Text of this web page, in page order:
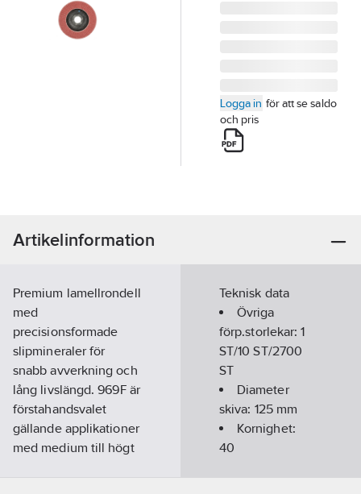
Logga in för att se saldo
och pris
Artikelinformation
Premium lamellrondell
med
precisionsformade
slipmineraler för
snabb avverkning och
lång livslängd. 969F är
förstahandsvalet
gällande applikationer
med medium till högt
Teknisk data
Övriga
förp.storlekar:1
ST/10 ST/2700
ST
Diameter
skiva: 125mm
Kornighet:
40